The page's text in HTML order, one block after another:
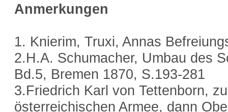
Anmerkungen
1. Knierim, Truxi, Annas
2.H.A. Schumacher, Umbau des
Bd.5, Bremen 1870, S.193-281
3.Friedrich Karl von Tettenborn,
österreichischen Armee, dann